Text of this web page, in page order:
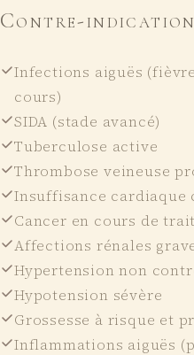
Contre-
Infections aiguës
cours)
SIDA (stade avancé)
Tuberculose active
Thrombose veineuse
Insuffisance cardiaque
Cancer en cours de
Affections rénales
Hypertension non
Hypotension sévère
Grossesse à risque et
Inflammations aiguës